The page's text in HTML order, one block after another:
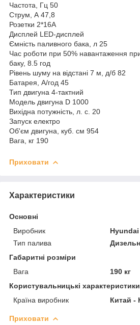
Частота, Гц 50
Струм, А 47,8
Розетки 2*16А
Дисплей LED-дисплей
Ємність паливного бака, л 25
Час роботи при 50% навантаження
баку, 8.5 год
Рівень шуму на відстані 7 м, д/б 82
Батарея, А/год 45
Тип двигуна 4-тактний
Модель двигуна D 1000
Вихідна потужність, л. с. 20
Запуск електро
Об'єм двигуна, куб. см 954
Вага, кг 190
Приховати
Характеристики
Основні
Виробник
Hyundai
Тип палива
Габаритні розміри
Вага
190 кг
Користувальницькі характеристики
Країна виробник
Китай -
Приховати